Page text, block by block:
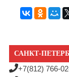
САНКТ-
+7(812) 766-